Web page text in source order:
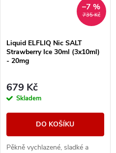
735 Kč
–7 %
Liquid ELFLIQ Nic SALT
Strawberry Ice 30ml (3x10ml)
- 20mg
679 Kč
Skladem
DO KOŠÍKU
Pěkně vychlazené, sladké a